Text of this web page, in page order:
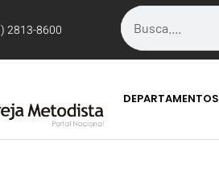
2813-8600
DEPARTAMENTOS